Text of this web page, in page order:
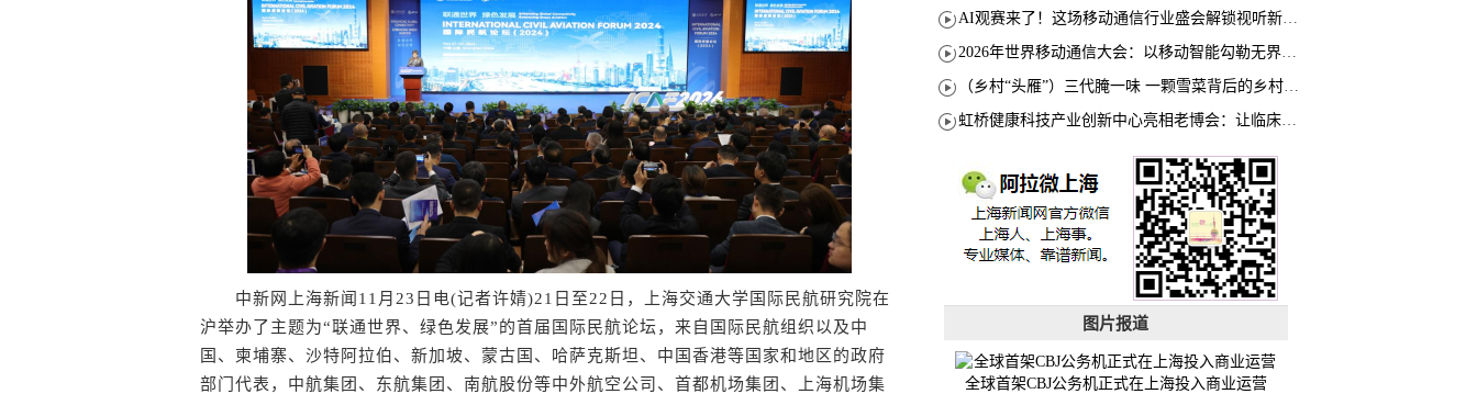
中新网上海新闻11月23日电(记者许婧)21日至22日，上海交通大学国际民航研究院在
沪举办了主题为“联通世界、绿色发展”的首届国际民航论坛，来自国际民航组织以及中
国、柬埔寨、沙特阿拉伯、新加坡、蒙古国、哈萨克斯坦、中国香港等国家和地区的政府
部门代表，中航集团、东航集团、南航股份等中外航空公司、首都机场集团、上海机场集
AI观赛来了！这场移动通信行业盛会解锁视听新玩法
2026年世界移动通信大会：以移动智能勾勒无界普惠新愿景
（乡村“头雁”）三代腌一味 一颗雪菜背后的乡村致富经
虹桥健康科技产业创新中心亮相老博会：让临床“需求”定义银发经济新生态
图片报道
全球首架CBJ公务机正式在上海投入商业运营